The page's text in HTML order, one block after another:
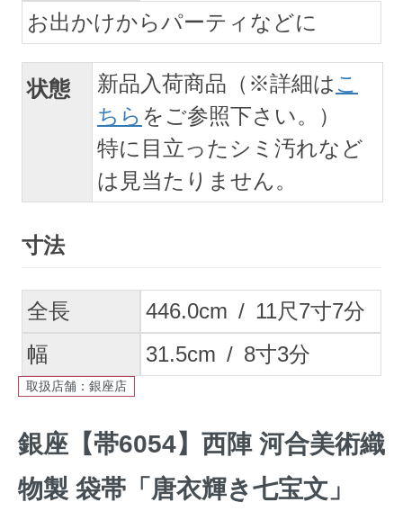
お出かけからパーティなどに
状態 新品入荷商品（※詳細は こ
ちら をご参照下さい。）
特に目立ったシミ汚れなど
は見当たりません。
寸法
全長 446.0cm / 11尺7寸7分
幅
31.5cm / 8寸3分
取扱店舗：銀座店
銀座【帯6054】西陣 河合美術織
物製 袋帯「唐衣輝き七宝文」